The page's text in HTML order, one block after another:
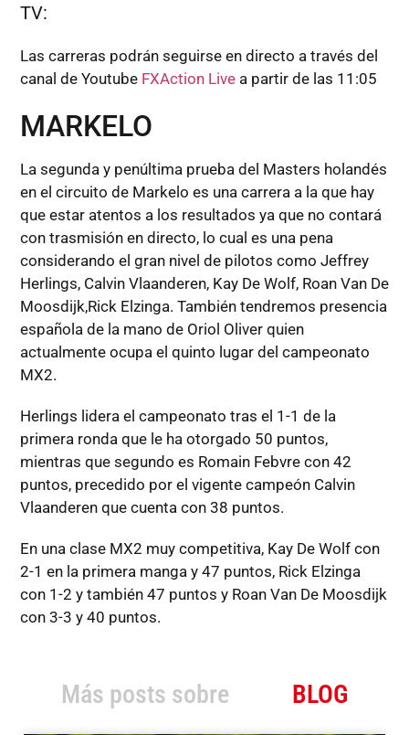
TV:
Las carreras podrán seguirse en directo a través del
canal de Youtube FXAction Livea partir de las 11:05
MARKELO
La segunda y penúltima prueba del Masters holandés
en el circuito de Markelo es una carrera a la que hay
que estar atentos a los resultados ya que no contará
con trasmisión en directo, lo cual es una pena
considerando el gran nivel de pilotos como Jeffrey
Herlings, Calvin Vlaanderen, Kay De Wolf, Roan Van De
Moosdijk,Rick Elzinga. También tendremos presencia
española de la mano de Oriol Oliver quien
actualmente ocupa el quinto lugar del campeonato
MX2.
Herlings lidera el campeonato tras el 1-1 de la
primera ronda que le ha otorgado 50 puntos,
mientras que segundo es Romain Febvre con 42
puntos, precedido por el vigente campeón Calvin
Vlaanderen que cuenta con 38 puntos.
En una clase MX2 muy competitiva, Kay De Wolf con
2-1 en la primera manga y 47 puntos, Rick Elzinga
con 1-2 y también 47 puntos y Roan Van De Moosdijk
con 3-3 y 40 puntos.
Más posts sobre BLOG